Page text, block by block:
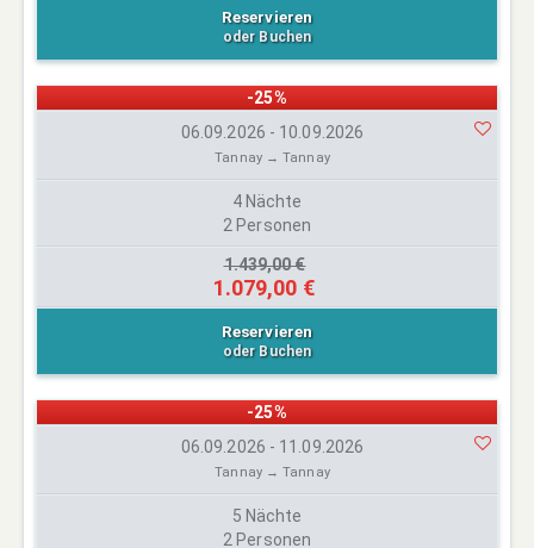
Reservieren
oder Buchen
-25%
06.09.2026 - 10.09.2026
Tannay → Tannay
4 Nächte
2 Personen
1.439,00 €
1.079,00 €
Reservieren
oder Buchen
-25%
06.09.2026 - 11.09.2026
Tannay → Tannay
5 Nächte
2 Personen